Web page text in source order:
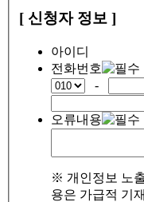
[ 신청자 정보 ]
아이디
전화번호
-
오류내용
※ 개인정보 노
용은 가급적 기